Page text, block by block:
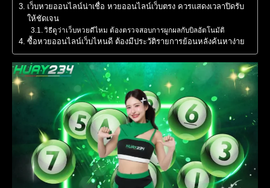
เว็บหวยออนไลน์น่าเชื่อ หวยออนไลน์เว็บตรง ควรแสดงเวลาปิดรับ
ให้ชัดเจน
วิธีดูว่าเว็บหวยดีไหม ต้องตรวจสอบการผูกผลกับบิลอัตโนมัติ
ซื้อหวยออนไลน์เว็บไหนดี ต้องมีประวัติรายการย้อนหลังค้นหาง่าย